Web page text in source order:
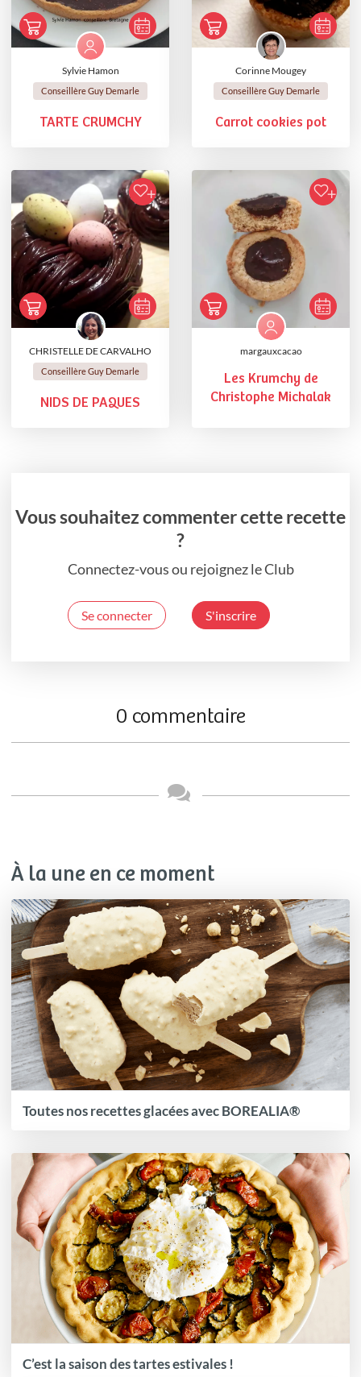
Sylvie Hamon
Conseillère Guy Demarle
TARTE CRUMCHY
Corinne Mougey
Conseillère Guy Demarle
Carrot cookies pot
CHRISTELLE DE CARVALHO
Conseillère Guy Demarle
NIDS DE PAQUES
margauxcacao
Les Krumchy de
Christophe Michalak
Vous souhaitez commenter cette recette
?
Connectez-vous ou rejoignez le Club
Se connecter S'inscrire
0 commentaire
À la une en ce moment
Toutes nos recettes glacées avec BOREALIA®
C’est la saison des tartes estivales !